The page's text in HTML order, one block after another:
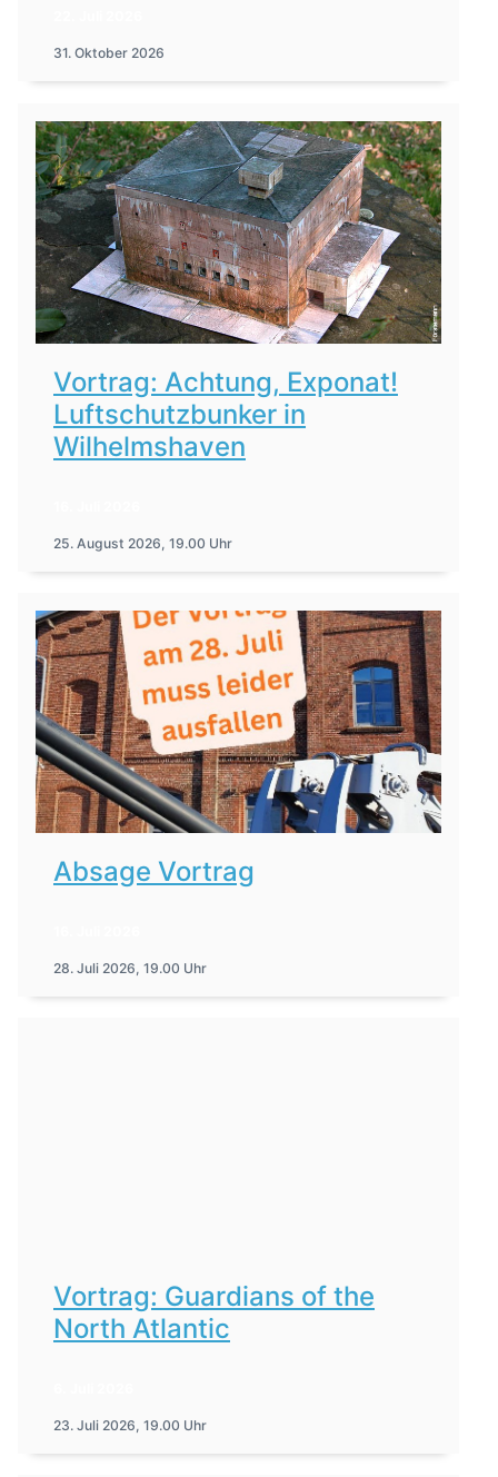
31. Oktober 2026
Vortrag: Achtung, Exponat!
Luftschutzbunker in
Wilhelmshaven
25. August 2026, 19.00 Uhr
Absage Vortrag
28. Juli 2026, 19.00 Uhr
Vortrag: Guardians of the
North Atlantic
23. Juli 2026, 19.00 Uhr